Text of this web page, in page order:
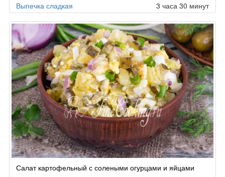
Выпечка сладкая 3 часа 30 минут
Салат картофельный с солеными огурцами и яйцами